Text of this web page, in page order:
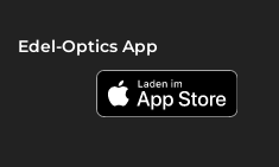
Edel-Optics App